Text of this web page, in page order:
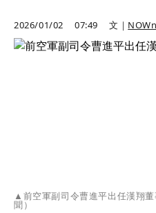
2026/01/02 07:49 文｜
▲前空軍副司令曹進平出任漢翔
聞）